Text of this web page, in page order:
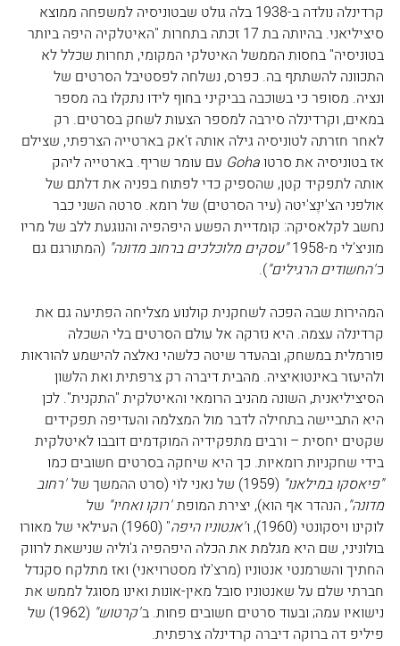
קרדינלה נולדה ב-1938 בלה גולט שבטוניסיה למשפחה ממוצא
סיציליאני. בהיותה בת 17 זכתה בתחרות "האיטלקיה היפה ביותר
בטוניסיה" בחסות הממשל האיטלקי המקומי, תחרות שכלל לא
התכוונה להשתתף בה. כפרס, נשלחה לפסטיבל הסרטים של
ונציה. מסופר כי בשוכבה בביקיני בחוף לידו נתקלו בה מספר
במאים, וקרדינלה סירבה למספר הצעות לשחק בסרטים. רק
לאחר חזרתה לטוניסיה גילה אותה ז'אק בארטייה הצרפתי, שצילם
אז בטוניסיה את סרטו Goha עם עומר שריף. בארטייה ליהק
אותה לתפקיד קטן, שהספיק כדי לפתוח בפניה את דלתם של
אולפני הצ'ינֶצ'יטה (עיר הסרטים) של רומא. סרטה השני כבר
נחשב לקלאסיקה: קומדיית הפשע היפהפיה והנוגעת ללב של מריו
מוניצ'לי מ-1958
"עסקים מלוכלכים ברחוב מדונה" (המתורגם גם
כ"החשודים הרגילים").
המהירות שבה הפכה לשחקנית קולנוע מצליחה הפתיעה גם את
קרדינלה עצמה. היא נזרקה אל עולם הסרטים בלי השכלה
פורמלית במשחק, ובהעדר שיטה כלשהי נאלצה להישמע להוראות
ולהיעזר באינטואיציה. מהבית דיברה רק צרפתית ואת הלשון
הסיציליאנית, השונה מהניב הרומאי והאיטלקית "התקנית". לכן
היא התביישה בתחילה לדבר מול המצלמה והעדיפה תפקידים
שקטים יחסית – ורבים מתפקידיה המוקדמים דובבו לאיטלקית
בידי שחקניות רומאיות. כך היא שיחקה בסרטים חשובים כמו
"פיאסקו במילאנו" (1959) של נאני לוֹי (סרט ההמשך של
"רחוב
מדונה", הנהדר אף הוא), יצירת המופת "רוקו ואחיו" של
לוקינו ויסקונטי (1960), ו
"אנטוניו היפה
" (1960) העילאי של מאורו
בולוניני, שם היא מגלמת את הכלה היפהפיה ג'וליה שנישאת לרווק
החתיך והשרמנטי אנטוניו (מרצ'לו מסטרויאני) ואז מתלקח סקנדל
חברתי שלם על שאנטוניו סובל מאין-אונות ואינו מסוגל לממש את
נישואיו עמה; ובעוד סרטים חשובים פחות. ב"קרטוש"
(1962) של
פיליפ דה ברוקה דיברה קרדינלה צרפתית.